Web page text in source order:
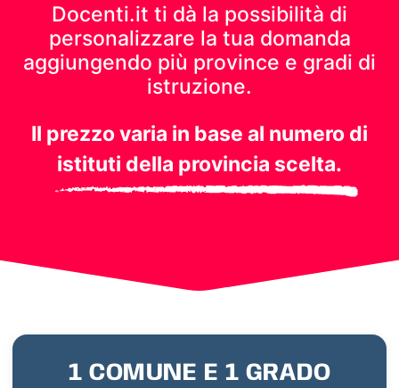
Docenti.it ti dà la possibilità di
personalizzare la tua domanda
aggiungendo più province e gradi di
istruzione.
Il prezzo varia in base al numero di
istituti della provincia scelta.
1 COMUNE E 1 GRADO